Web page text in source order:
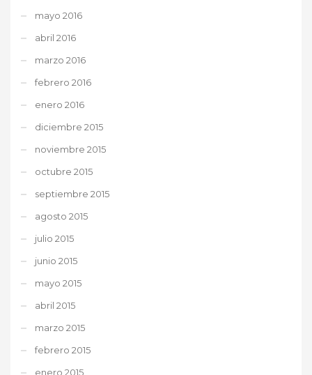
mayo 2016
abril 2016
marzo 2016
febrero 2016
enero 2016
diciembre 2015
noviembre 2015
octubre 2015
septiembre 2015
agosto 2015
julio 2015
junio 2015
mayo 2015
abril 2015
marzo 2015
febrero 2015
enero 2015